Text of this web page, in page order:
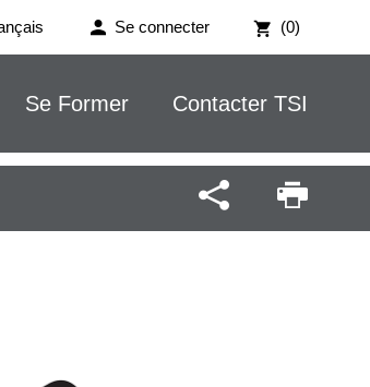
Se connecter (0)
Se Former Contacter TSI